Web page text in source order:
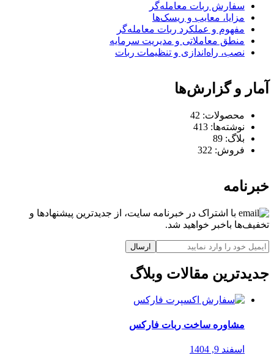
سفارش ربات معامله‌گر
مزایا، معایب و ریسک‌ها
مفهوم و عملکرد ربات معامله‌گر
منطق معاملاتی و مدیریت سرمایه
نصب، راه‌اندازی و تنظیمات ربات
آمار و گزارش‌ها
محصولات: 42
نوشته‌ها: 413
بلاگ: 89
فروش: 322
خبرنامه
با اشتراک در خبرنامه سایت، از جدیدترین پیشنهادها و
تخفیف‌ها باخبر خواهید شد.
ارسال
جدیدترین مقالات وبلاگ
مشاوره ساخت ربات فارکس
اسفند 9, 1404